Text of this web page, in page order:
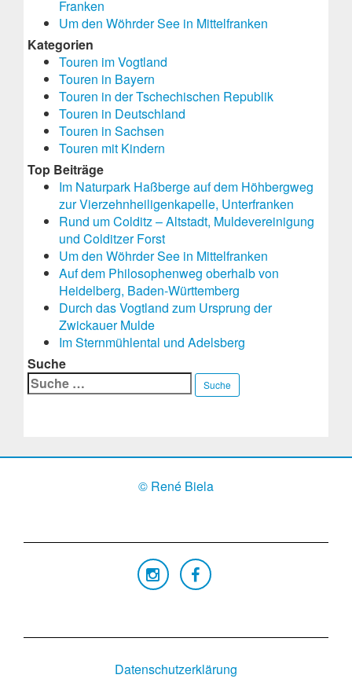
Franken
Um den Wöhrder See in Mittelfranken
Kategorien
Touren im Vogtland
Touren in Bayern
Touren in der Tschechischen Republik
Touren in Deutschland
Touren in Sachsen
Touren mit Kindern
Top Beiträge
Im Naturpark Haßberge auf dem Höhbergweg
zur Vierzehnheiligenkapelle, Unterfranken
Rund um Colditz – Altstadt, Muldevereinigung
und Colditzer Forst
Um den Wöhrder See in Mittelfranken
Auf dem Philosophenweg oberhalb von
Heidelberg, Baden-Württemberg
Durch das Vogtland zum Ursprung der
Zwickauer Mulde
Im Sternmühlental und Adelsberg
Suche
Suche
© René Biela
Datenschutzerklärung